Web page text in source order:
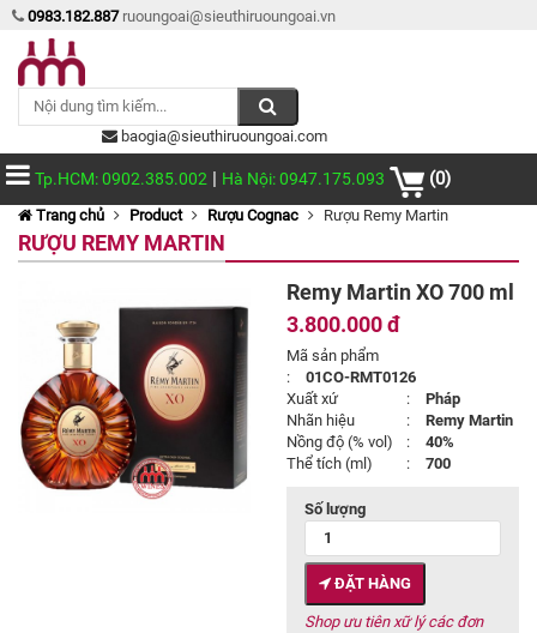
0983.182.887 ruoungoai@sieuthiruoungoai.vn
baogia@sieuthiruoungoai.com
Tp.HCM: 0902.385.002 | Hà Nội: 0947.175.093 (0)
Trang chủ Product Rượu Cognac Rượu Remy Martin
RƯỢU REMY MARTIN
Remy Martin XO 700 ml
3.800.000 đ
Mã sản phẩm
:
01CO-RMT0126
Xuất xứ
:
Pháp
Nhãn hiệu
:
Remy Martin
Nồng độ (% vol)
:
40%
Thể tích (ml)
: 700
Số lượng
ĐẶT HÀNG
Shop ưu tiên xữ lý các đơn